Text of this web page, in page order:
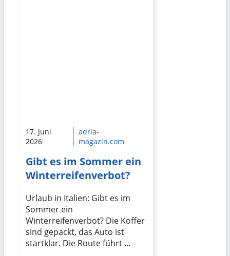
17. Juni
2026
adria-
magazin.com
Gibt es im Sommer ein
Winterreifenverbot?
Urlaub in Italien: Gibt es im
Sommer ein
Winterreifenverbot? Die Koffer
sind gepackt, das Auto ist
startklar. Die Route führt …